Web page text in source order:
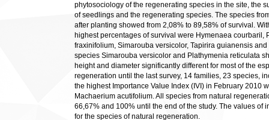
phytosociology of the regenerating species in the site, the
of seedlings and the regenerating species. The species
after planting showed from 2,08% to 89,58% of survival.
highest percentages of survival were Hymenaea courbaril,
fraxinifolium, Simarouba versicolor, Tapirira guianensis
species Simarouba versicolor and Plathymenia reticulata
height and diameter significantly different for most of the
regeneration until the last survey, 14 families, 23 species,
the highest Importance Value Index (IVI) in February 2010
Machaerium acutifolium. All species from natural
66,67% and 100% until the end of the study. The values of
for the species of natural regeneration.